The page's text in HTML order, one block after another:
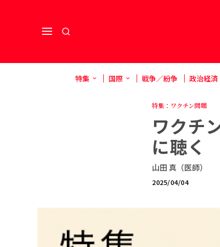
特集 国際 戦争／紛争 政治経済
特集：ワクチン問題
ワクチ
に聴く
山田 真（医師）
2025/04/04